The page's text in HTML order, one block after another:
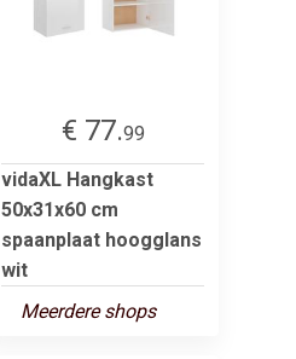
€ 77.99
vidaXL Hangkast
50x31x60 cm
spaanplaat hoogglans
wit
Meerdere shops